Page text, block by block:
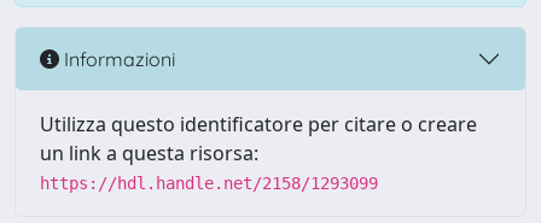
Informazioni
Utilizza questo identificatore per citare o creare
un link a questa risorsa:
https://hdl.handle.net/2158/1293099